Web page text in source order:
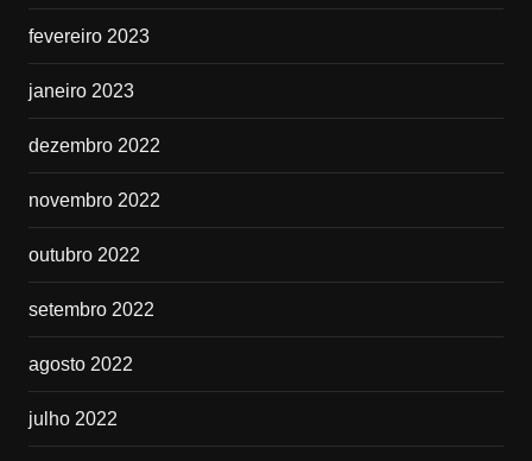
fevereiro 2023
janeiro 2023
dezembro 2022
novembro 2022
outubro 2022
setembro 2022
agosto 2022
julho 2022